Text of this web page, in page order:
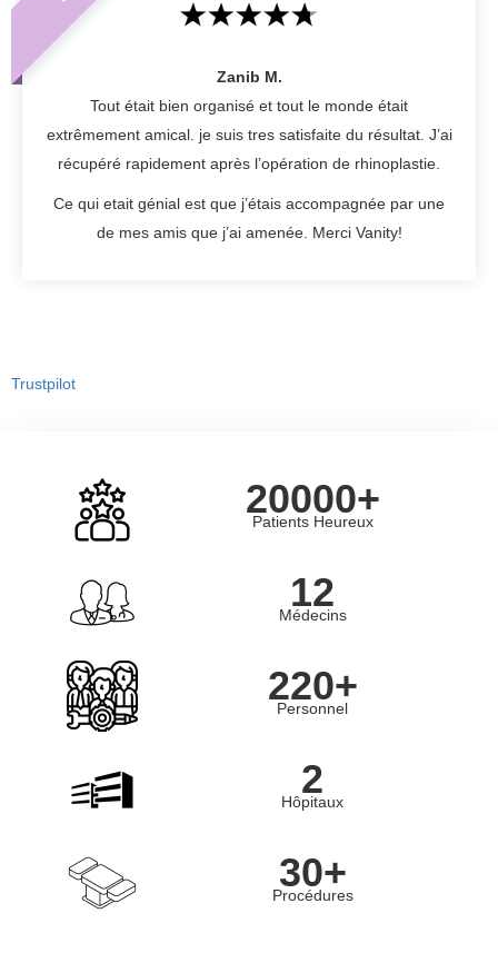
Zanib M.
Tout était bien organisé et tout le monde était
extrêmement amical. je suis tres satisfaite du résultat. J’ai
récupéré rapidement après l’opération de rhinoplastie.
Ce qui etait génial est que j’étais accompagnée par une
de mes amis que j’ai amenée. Merci Vanity!
Trustpilot
20000+
Patients Heureux
12
Médecins
220+
Personnel
2
Hôpitaux
30+
Procédures